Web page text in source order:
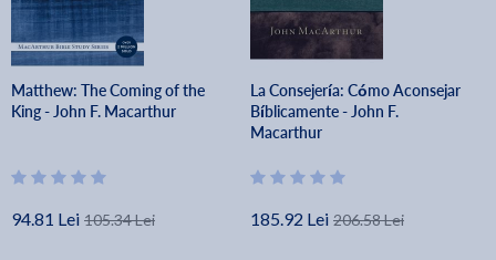
Matthew: The Coming of the
King - John F. Macarthur
94.81 Lei 105.34 Lei
La Consejería: Cómo Aconsejar
Bíblicamente - John F.
Macarthur
185.92 Lei 206.58 Lei